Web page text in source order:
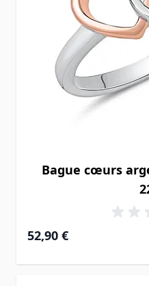
Bague cœurs
52,90 €